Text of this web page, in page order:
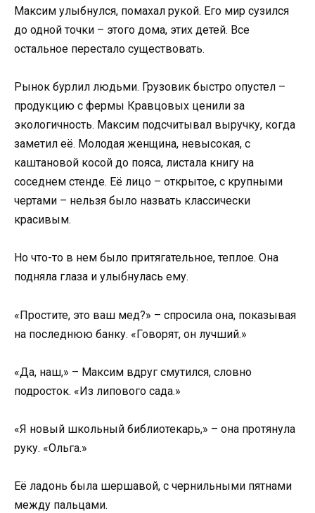
Максим улыбнулся, помахал рукой. Его мир сузился
до одной точки – этого дома, этих детей. Все
остальное перестало существовать.
Рынок бурлил людьми. Грузовик быстро опустел –
продукцию с фермы Кравцовых ценили за
экологичность. Максим подсчитывал выручку, когда
заметил её. Молодая женщина, невысокая, с
каштановой косой до пояса, листала книгу на
соседнем стенде. Её лицо – открытое, с крупными
чертами – нельзя было назвать классически
красивым.
Но что-то в нем было притягательное, теплое. Она
подняла глаза и улыбнулась ему.
«Простите, это ваш мед?» – спросила она, показывая
на последнюю банку. «Говорят, он лучший.»
«Да, наш,» – Максим вдруг смутился, словно
подросток. «Из липового сада.»
«Я новый школьный библиотекарь,» – она протянула
руку. «Ольга.»
Её ладонь была шершавой, с чернильными пятнами
между пальцами.